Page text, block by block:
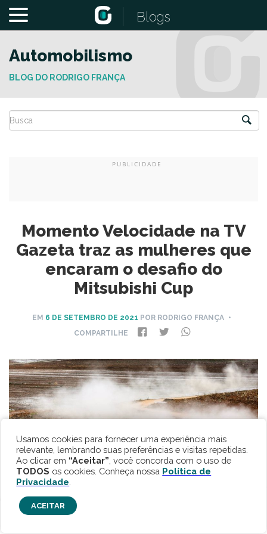
Blogs
Automobilismo
BLOG DO RODRIGO FRANÇA
Momento Velocidade na TV
Gazeta traz as mulheres que
encaram o desafio do
Mitsubishi Cup
EM 6 DE SETEMBRO DE 2021 POR RODRIGO FRANÇA•
COMPARTILHE
Usamos cookies para fornecer uma experiência mais
relevante, lembrando suas preferências e visitas repetidas.
Ao clicar em “Aceitar” , você concorda com o uso de
TODOS os cookies. Conheça nossa Política de
Privacidade
ACEITAR